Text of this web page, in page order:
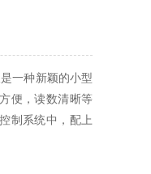
一种新颖的小型
便，读数清晰等
制系统中，配上
路机械、工业锅